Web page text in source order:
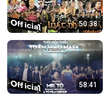
50:38
58:41